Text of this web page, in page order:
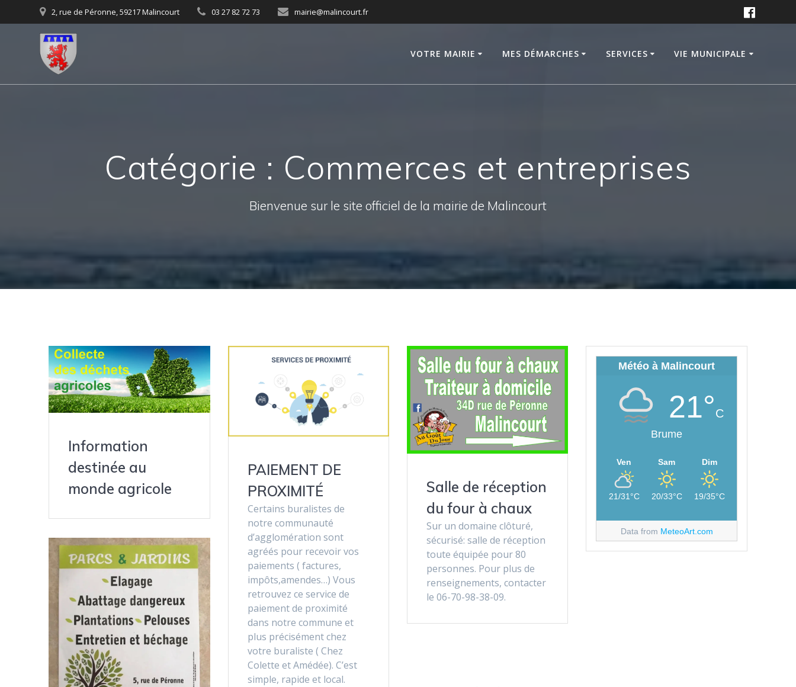
to
2, rue de Péronne, 59217 Malincourt 03 27 82 72 73 mairie@malincourt.fr
VOTRE MAIRIE MES DÉMARCHES SERVICES VIE MUNICIPALE
Catégorie : Commerces et entreprises
Bienvenue sur le site officiel de la mairie de Malincourt
Information
destinée au
monde agricole
PAIEMENT DE
PROXIMITÉ
Certains buralistes de
notre communauté
d’agglomération sont
agréés pour recevoir vos
paiements ( factures,
impôts,amendes…) Vous
retrouvez ce service de
paiement de proximité
dans notre commune et
plus précisément chez
votre buraliste ( Chez
Colette et Amédée). C’est
simple, rapide et local.
Salle de réception
du four à chaux
Sur un domaine clôturé,
sécurisé: salle de réception
toute équipée pour 80
personnes. Pour plus de
renseignements, contacter
le 06-70-98-38-09.
Météo à Malincourt
21°C
Brume
Ven
21/31°C
Sam
20/33°C
Dim
19/35°C
Data from MeteoArt.com